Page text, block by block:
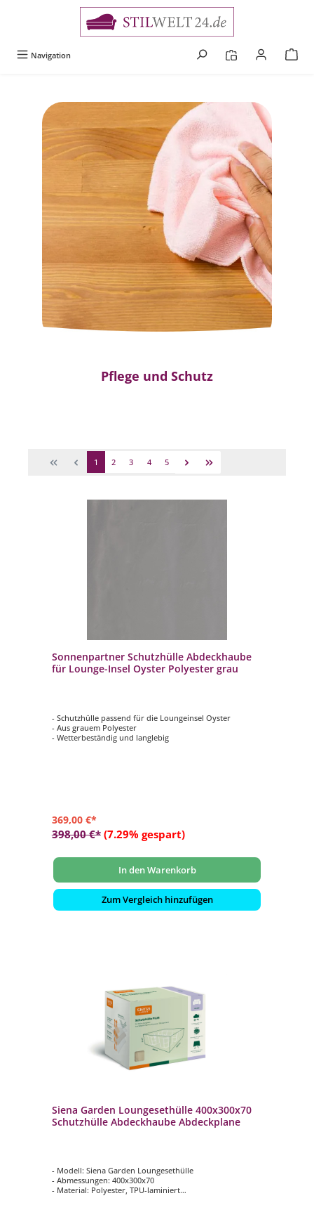
Navigation
Pflege und Schutz
1 2 3 4 5
Sonnenpartner Schutzhülle Abdeckhaube
für Lounge-Insel Oyster Polyester grau
- Schutzhülle passend für die Loungeinsel Oyster
- Aus grauem Polyester
- Wetterbeständig und langlebig
369,00 €*
398,00 €* (7.29% gespart)
In den Warenkorb
Zum Vergleich hinzufügen
Siena Garden Loungesethülle 400x300x70
Schutzhülle Abdeckhaube Abdeckplane
- Modell: Siena Garden Loungesethülle
- Abmessungen: 400x300x70
- Material: Polyester, TPU-laminiert